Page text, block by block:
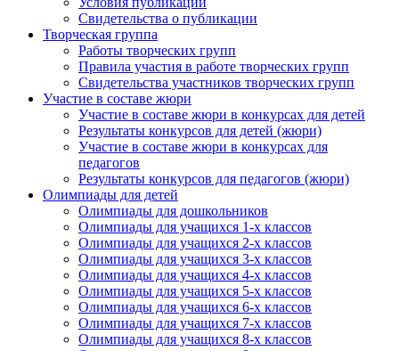
Свидетельства о публикации
Творческая группа
Работы творческих групп
Правила участия в работе творческих групп
Свидетельства участников творческих групп
Участие в составе жюри
Участие в составе жюри в конкурсах для детей
Результаты конкурсов для детей (жюри)
Участие в составе жюри в конкурсах для
педагогов
Результаты конкурсов для педагогов (жюри)
Олимпиады для детей
Олимпиады для дошкольников
Олимпиады для учащихся 1-х классов
Олимпиады для учащихся 2-х классов
Олимпиады для учащихся 3-х классов
Олимпиады для учащихся 4-х классов
Олимпиады для учащихся 5-х классов
Олимпиады для учащихся 6-х классов
Олимпиады для учащихся 7-х классов
Олимпиады для учащихся 8-х классов
Подписаться
Нажимая на кнопку, вы даете согласие на обработку своих
персональных данных согласно 152-ФЗ.Подробнее